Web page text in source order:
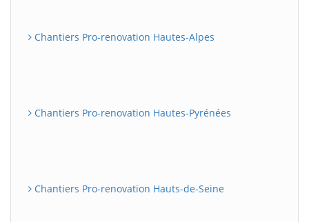
Chantiers Pro-renovation Hautes-Alpes
Chantiers Pro-renovation Hautes-Pyrénées
Chantiers Pro-renovation Hauts-de-Seine